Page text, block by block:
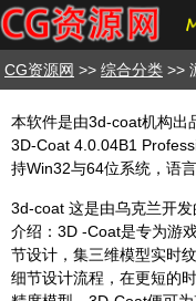
CG资源网 >> 综合分类 >>
本软件是由3d-coat机构出
3D-Coat 4.0.04B1
持Win32与64位系统，语言
3d-coat 这是由乌克兰开
介绍：3D -Coat是专为游
节设计，集三维模型实时
细节设计流程，在更短的